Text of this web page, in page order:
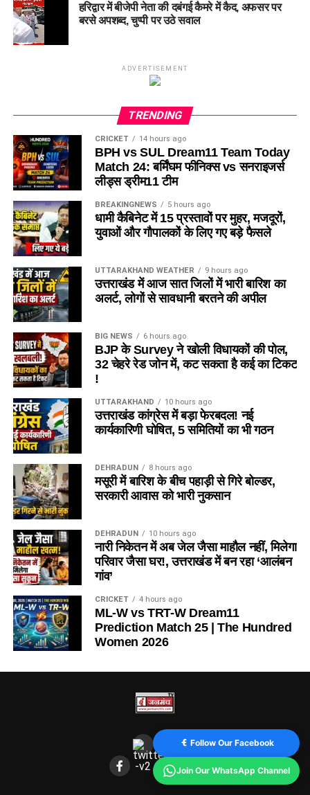
हरिद्वार में बीजेपी नेता की दबंगई कैमरे में कैद, अफसर पर
बरसे अपशब्द, चुप्पी पर उठे सवाल
ADVERTISEMENT
TRENDING
CRICKET 14 hours ago
BPH vs SUL Dream11 Team Today
Match 24: बर्मिंघम फीनिक्स vs सनराइजर्स
लीड्स ड्रीम11 टीम
BREAKINGNEWS 5 hours ago
धामी कैबिनेट में 15 प्रस्तावों पर मुहर, मजदूरों,
युवाओं और गौपालकों के लिए गए बड़े फैसले
UTTARAKHAND WEATHER 9 hours ago
उत्तराखंड में आज सात जिलों में भारी बारिश का
अलर्ट, लोगों से सावधानी बरतने की अपील
BIG NEWS 6 hours ago
BJP के Survey ने खोली विधायकों की पोल,
32 चेहरे रेड जोन में, कट सकता है कई का टिकट
!
UTTARAKHAND 10 hours ago
उत्तराखंड कांग्रेस में बड़ा फेरबदल! नई
कार्यकारिणी घोषित, 5 समितियों का भी गठन
DEHRADUN 8 hours ago
मसूरी में बारिश के बीच पहाड़ी से गिरे बोल्डर,
सरकारी आवास को भारी नुकसान
DEHRADUN 10 hours ago
नारी निकेतन में अब जेल जैसा माहौल नहीं, मिलेगा
परिवार जैसा घर!, उत्तराखंड में बन रहा ‘आलंबन
गांव’
CRICKET 4 hours ago
ML-W vs TRT-W Dream11
Prediction Match 25 | The Hundred
Women 2026
Follow Our Facebook
Join Our WhatsApp Channel